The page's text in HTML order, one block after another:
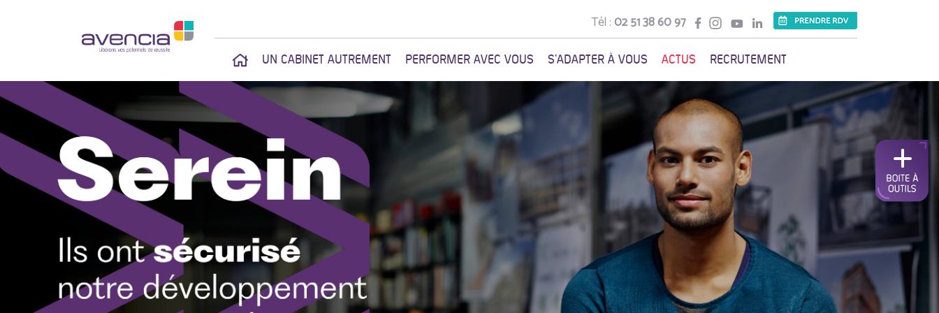
Tél :02 51 38 60 97
UN CABINET AUTREMENT PERFORMER AVEC VOUS S'ADAPTER À VOUS ACTUS RECRUTEMENT